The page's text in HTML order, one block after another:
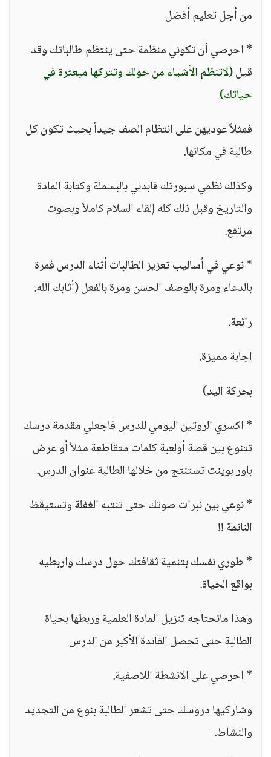
من أجل تعليم أفضل
* احرصي أن تكوني منظمة حتى ينتظم طالباتك وقد
قيل(لاتنظم الأشياء من حولك وتتركها مبعثرة في
حياتك)
فمثلاً عوديهن على انتظام الصف جيداً بحيث تكون كل
طالبة في مكانها.
وكذلك نظمي سبورتك فابدئي بالبسملة وكتابة المادة
والتاريخ وقبل ذلك كله إلقاء السلام كاملاً وبصوت
مرتفع.
* نوعي في أساليب تعزيز الطالبات أثناء الدرس فمرة
بالدعاء ومرة بالوصف الحسن ومرة بالفعل (أثابك الله.
رائعة.
إجابة مميزة.
بحركة اليد)
* اكسري الروتين اليومي للدرس فاجعلي مقدمة درسك
تتنوع بين قصة أولعبة كلمات متقاطعة مثلاُ أو عرض
باور بوينت تستنتج من خلالها الطالبة عنوان الدرس.
* نوعي بين نبرات صوتك حتى تنتبه الغفلة وتستيقظ
النائمة !!
* طوري نفسك بتنمية ثقافتك حول درسك واربطيه
بواقع الحياة.
وهذا مانحتاجه تنزيل المادة العلمية وربطها بحياة
الطالبة حتى تحصل الفائدة الأكبر من الدرس
* احرصي على الأنشطة اللاصفية.
وشاركيها دروسك حتى تشعر الطالبة بنوع من التجديد
والنشاط.